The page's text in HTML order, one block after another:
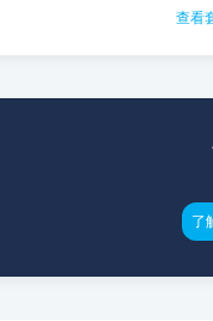
查看
了